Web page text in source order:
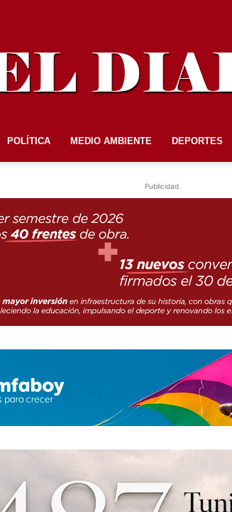
DIARIO
POLÍTICA MEDIO AMBIENTE DEPORTES
Publicidad